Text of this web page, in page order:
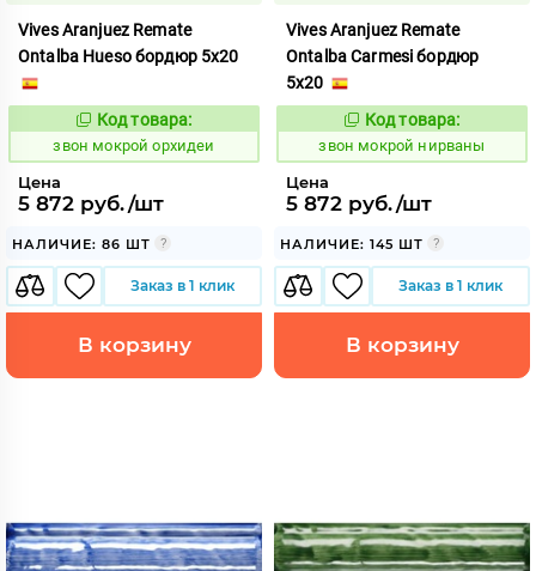
Vives Aranjuez Remate
Ontalba Hueso бордюр 5x20
460439
Код товара:
звон мокрой орхидеи
Цена
5 872 руб./шт
НАЛИЧИЕ: 86 ШТ
Заказ в 1 клик
В корзину
Vives Aranjuez Remate
Ontalba Carmesi бордюр
5x20
460434
Код товара:
звон мокрой нирваны
Цена
5 872 руб./шт
НАЛИЧИЕ: 145 ШТ
Заказ в 1 клик
В корзину